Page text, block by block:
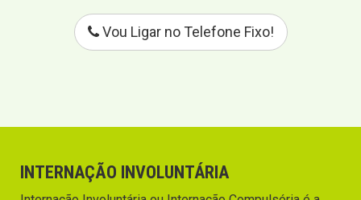
Vou Ligar no Telefone Fixo!
INTERNAÇÃO INVOLUNTÁRIA